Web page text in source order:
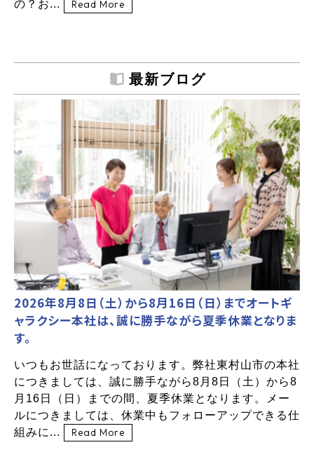
の？お... Read More
最新ブログ
2026年8月8日（土）から8月16日（日）までオートギ
ャラクシー本社は、誠に勝手ながら夏季休業となりま
す。
いつもお世話になっております。弊社東村山市の本社
につきましては、誠に勝手ながら8月8日（土）から8
月16日（日）までの間、夏季休業となります。メー
ルにつきましては、休業中もフォローアップできる仕
組みに...
Read More